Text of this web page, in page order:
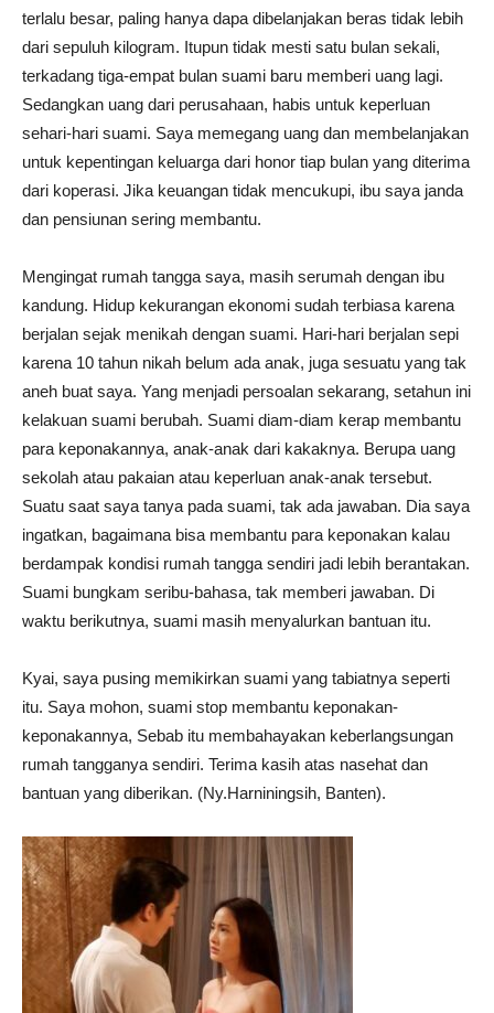
terlalu besar, paling hanya dapa dibelanjakan beras tidak lebih
dari sepuluh kilogram. Itupun tidak mesti satu bulan sekali,
terkadang tiga-empat bulan suami baru memberi uang lagi.
Sedangkan uang dari perusahaan, habis untuk keperluan
sehari-hari suami. Saya memegang uang dan membelanjakan
untuk kepentingan keluarga dari honor tiap bulan yang diterima
dari koperasi. Jika keuangan tidak mencukupi, ibu saya janda
dan pensiunan sering membantu.
Mengingat rumah tangga saya, masih serumah dengan ibu
kandung. Hidup kekurangan ekonomi sudah terbiasa karena
berjalan sejak menikah dengan suami. Hari-hari berjalan sepi
karena 10 tahun nikah belum ada anak, juga sesuatu yang tak
aneh buat saya. Yang menjadi persoalan sekarang, setahun ini
kelakuan suami berubah. Suami diam-diam kerap membantu
para keponakannya, anak-anak dari kakaknya. Berupa uang
sekolah atau pakaian atau keperluan anak-anak tersebut.
Suatu saat saya tanya pada suami, tak ada jawaban. Dia saya
ingatkan, bagaimana bisa membantu para keponakan kalau
berdampak kondisi rumah tangga sendiri jadi lebih berantakan.
Suami bungkam seribu-bahasa, tak memberi jawaban. Di
waktu berikutnya, suami masih menyalurkan bantuan itu.
Kyai, saya pusing memikirkan suami yang tabiatnya seperti
itu. Saya mohon, suami stop membantu keponakan-
keponakannya, Sebab itu membahayakan keberlangsungan
rumah tangganya sendiri. Terima kasih atas nasehat dan
bantuan yang diberikan. (Ny.Harniningsih, Banten).